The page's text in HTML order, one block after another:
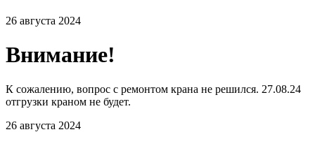
26 августа 2024
Внимание!
К сожалению, вопрос с ремонтом крана не решился. 27.08.24
отгрузки краном не будет.
26 августа 2024